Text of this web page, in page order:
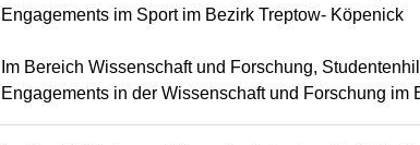
Engagements im Sport im Bezirk Treptow- Köpenick
Im Bereich Wissenschaft und Forschung,
Engagements in der Wissenschaft und Forschung im